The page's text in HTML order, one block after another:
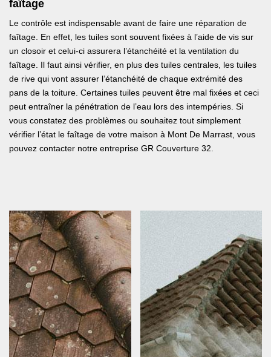
faîtage
Le contrôle est indispensable avant de faire une réparation de
faîtage. En effet, les tuiles sont souvent fixées à l’aide de vis sur
un closoir et celui-ci assurera l’étanchéité et la ventilation du
faîtage. Il faut ainsi vérifier, en plus des tuiles centrales, les tuiles
de rive qui vont assurer l’étanchéité de chaque extrémité des
pans de la toiture. Certaines tuiles peuvent être mal fixées et ceci
peut entraîner la pénétration de l’eau lors des intempéries. Si
vous constatez des problèmes ou souhaitez tout simplement
vérifier l’état le faîtage de votre maison à Mont De Marrast, vous
pouvez contacter notre entreprise GR Couverture 32.